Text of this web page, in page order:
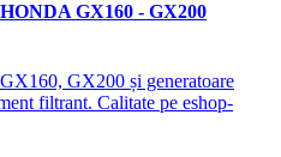
GX160 - GX200
GX200 și generatoare
filtrant. Calitate pe eshop-